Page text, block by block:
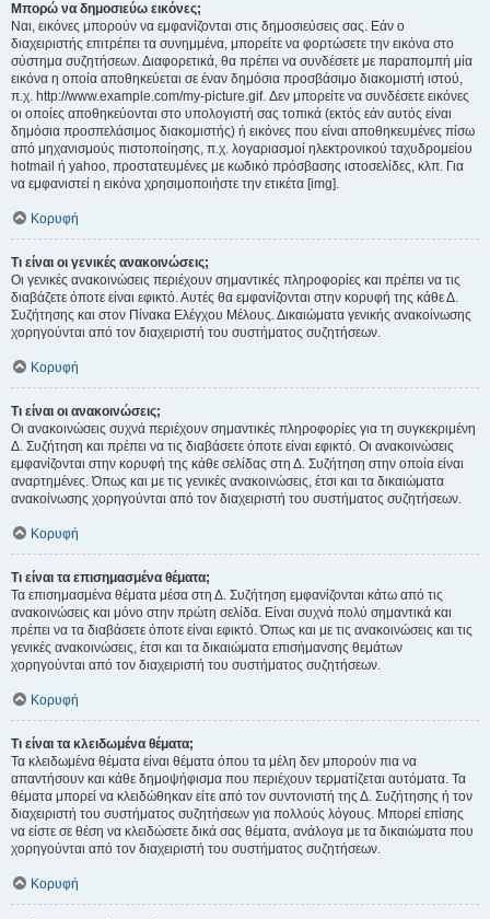
Μπορώ να δημοσιεύω εικόνες;
Ναι, εικόνες μπορούν να εμφανίζονται στις δημοσιεύσεις σας. Εάν ο
διαχειριστής επιτρέπει τα συνημμένα, μπορείτε να φορτώσετε την εικόνα στο
σύστημα συζητήσεων. Διαφορετικά, θα πρέπει να συνδέσετε με παραπομπή μία
εικόνα η οποία αποθηκεύεται σε έναν δημόσια προσβάσιμο διακομιστή ιστού,
π.χ. http://www.example.com/my-picture.gif. Δεν μπορείτε να συνδέσετε εικόνες
οι οποίες αποθηκεύονται στο υπολογιστή σας τοπικά (εκτός εάν αυτός είναι
δημόσια προσπελάσιμος διακομιστής) ή εικόνες που είναι αποθηκευμένες πίσω
από μηχανισμούς πιστοποίησης, π.χ. λογαριασμοί ηλεκτρονικού ταχυδρομείου
hotmail ή yahoo, προστατευμένες με κωδικό πρόσβασης ιστοσελίδες, κλπ. Για
να εμφανιστεί η εικόνα χρησιμοποιήστε την ετικέτα [img].
Κορυφή
Τι είναι οι γενικές ανακοινώσεις;
Οι γενικές ανακοινώσεις περιέχουν σημαντικές πληροφορίες και πρέπει να τις
διαβάζετε όποτε είναι εφικτό. Αυτές θα εμφανίζονται στην κορυφή της κάθε Δ.
Συζήτησης και στον Πίνακα Ελέγχου Μέλους. Δικαιώματα γενικής ανακοίνωσης
χορηγούνται από τον διαχειριστή του συστήματος συζητήσεων.
Κορυφή
Τι είναι οι ανακοινώσεις;
Οι ανακοινώσεις συχνά περιέχουν σημαντικές πληροφορίες για τη συγκεκριμένη
Δ. Συζήτηση και πρέπει να τις διαβάσετε όποτε είναι εφικτό. Οι ανακοινώσεις
εμφανίζονται στην κορυφή της κάθε σελίδας στη Δ. Συζήτηση στην οποία είναι
αναρτημένες. Όπως και με τις γενικές ανακοινώσεις, έτσι και τα δικαιώματα
ανακοίνωσης χορηγούνται από τον διαχειριστή του συστήματος συζητήσεων.
Κορυφή
Τι είναι τα επισημασμένα θέματα;
Τα επισημασμένα θέματα μέσα στη Δ. Συζήτηση εμφανίζονται κάτω από τις
ανακοινώσεις και μόνο στην πρώτη σελίδα. Είναι συχνά πολύ σημαντικά και
πρέπει να τα διαβάσετε όποτε είναι εφικτό. Όπως και με τις ανακοινώσεις και τις
γενικές ανακοινώσεις, έτσι και τα δικαιώματα επισήμανσης θεμάτων
χορηγούνται από τον διαχειριστή του συστήματος συζητήσεων.
Κορυφή
Τι είναι τα κλειδωμένα θέματα;
Τα κλειδωμένα θέματα είναι θέματα όπου τα μέλη δεν μπορούν πια να
απαντήσουν και κάθε δημοψήφισμα που περιέχουν τερματίζεται αυτόματα. Τα
θέματα μπορεί να κλειδώθηκαν είτε από τον συντονιστή της Δ. Συζήτησης ή τον
διαχειριστή του συστήματος συζητήσεων για πολλούς λόγους. Μπορεί επίσης
να είστε σε θέση να κλειδώσετε δικά σας θέματα, ανάλογα με τα δικαιώματα που
χορηγούνται από τον διαχειριστή του συστήματος συζητήσεων.
Κορυφή